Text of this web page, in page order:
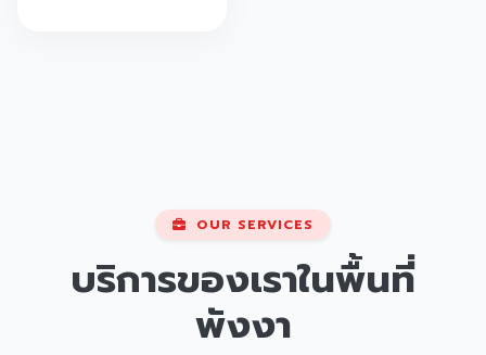
OUR SERVICES
บริการของเราในพื้นที่
พังงา